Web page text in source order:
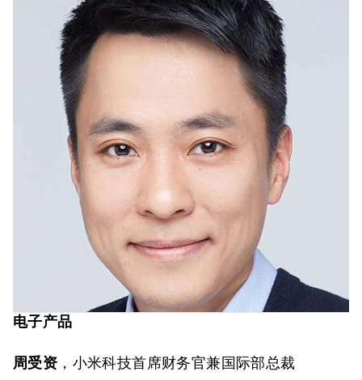
电子产品
周受资 ，小米科技首席财务官兼国际部总裁